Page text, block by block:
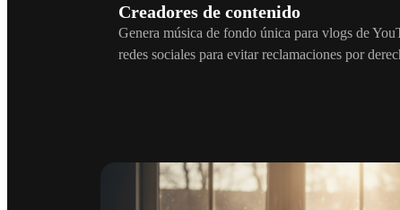
Creadores de contenido
Genera música de fondo única para vlogs de
redes sociales para evitar reclamaciones por